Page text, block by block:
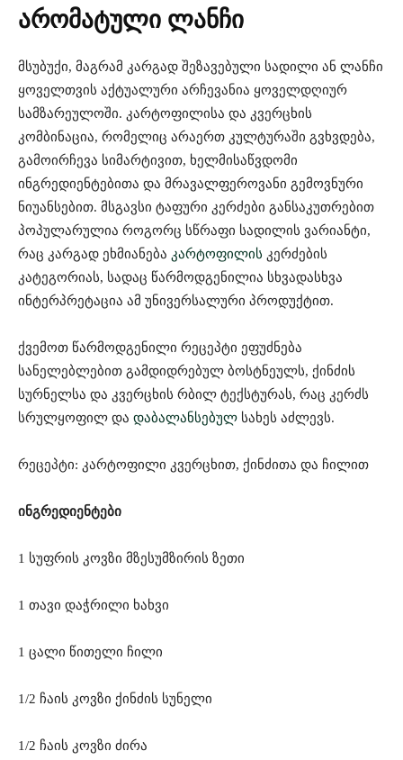
არომატული ლანჩი
მსუბუქი, მაგრამ კარგად შეზავებული სადილი ან ლანჩი
ყოველთვის აქტუალური არჩევანია ყოველდღიურ
სამზარეულოში. კარტოფილისა და კვერცხის
კომბინაცია, რომელიც არაერთ კულტურაში გვხვდება,
გამოირჩევა სიმარტივით, ხელმისაწვდომი
ინგრედიენტებითა და მრავალფეროვანი გემოვნური
ნიუანსებით. მსგავსი ტაფური კერძები განსაკუთრებით
პოპულარულია როგორც სწრაფი სადილის ვარიანტი,
რაც კარგად ეხმიანება კარტოფილის კერძების
კატეგორიას, სადაც წარმოდგენილია სხვადასხვა
ინტერპრეტაცია ამ უნივერსალური პროდუქტით.
ქვემოთ წარმოდგენილი რეცეპტი ეფუძნება
სანელებლებით გამდიდრებულ ბოსტნეულს, ქინძის
სურნელსა და კვერცხის რბილ ტექსტურას, რაც კერძს
სრულყოფილ და დაბალანსებულ სახეს აძლევს.
რეცეპტი: კარტოფილი კვერცხით, ქინძითა და ჩილით
ინგრედიენტები
1 სუფრის კოვზი მზესუმზირის ზეთი
1 თავი დაჭრილი ხახვი
1 ცალი წითელი ჩილი
1/2 ჩაის კოვზი ქინძის სუნელი
1/2 ჩაის კოვზი ძირა